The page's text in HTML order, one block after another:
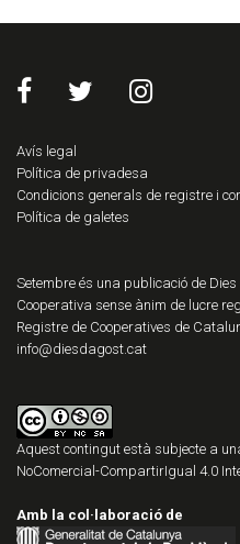
Avís legal
Política de privadesa
Condicions generals de registre i
Política de galetes
Setembre és una publicació de
Cooperativa sense ànim de lucre
Registre de Cooperatives de
info@diesdagost.cat
Aquest contingut està subjecte a
NoComercial-CompartirIgual 4.0
Amb la col·laboració de